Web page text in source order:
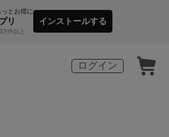
っとお得に
リ
3万件以上
インストールする
ログイン